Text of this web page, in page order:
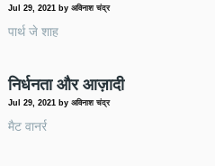
Jul 29, 2021 byअविनाश चंद्र
पार्थ जे शाह
निर्धनता और आज़ादी
Jul 29, 2021 byअविनाश चंद्र
मैट वानर्र